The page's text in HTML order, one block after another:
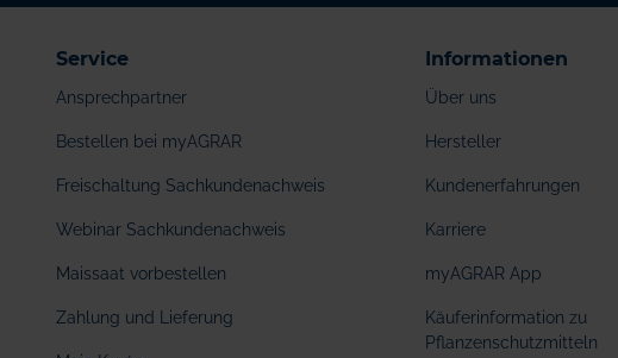
Service
Ansprechpartner
Bestellen bei myAGRAR
Freischaltung Sachkundenachweis
Webinar Sachkundenachweis
Maissaat vorbestellen
Zahlung und Lieferung
Informationen
Über uns
Hersteller
Kundenerfahrungen
Karriere
myAGRAR App
Käuferinformation zu
Pflanzenschutzmitteln